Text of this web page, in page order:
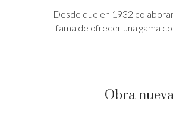
Desde que en 1932
fama de ofrecer una gama
Obra